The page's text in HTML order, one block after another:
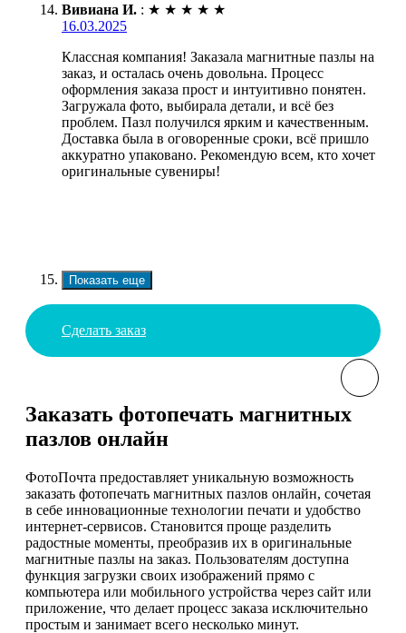
Вивиана И. : ★ ★ ★ ★ ★
16.03.2025
Классная компания! Заказала магнитные пазлы на
заказ, и осталась очень довольна. Процесс
оформления заказа прост и интуитивно понятен.
Загружала фото, выбирала детали, и всё без
проблем. Пазл получился ярким и качественным.
Доставка была в оговоренные сроки, всё пришло
аккуратно упаковано. Рекомендую всем, кто хочет
оригинальные сувениры!
Показать еще
Сделать заказ
Заказать фотопечать магнитных
пазлов онлайн
ФотоПочта предоставляет уникальную возможность
заказать фотопечать магнитных пазлов онлайн, сочетая
в себе инновационные технологии печати и удобство
интернет-сервисов. Становится проще разделить
радостные моменты, преобразив их в оригинальные
магнитные пазлы на заказ. Пользователям доступна
функция загрузки своих изображений прямо с
компьютера или мобильного устройства через сайт или
приложение, что делает процесс заказа исключительно
простым и занимает всего несколько минут.